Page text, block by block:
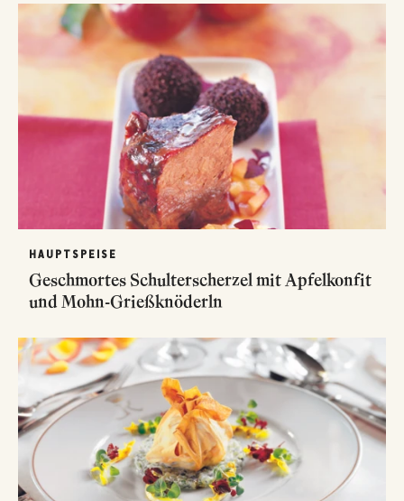
HAUPTSPEISE
Geschmortes Schulterscherzel mit Apfelkonfit
und Mohn-Grießknöderln